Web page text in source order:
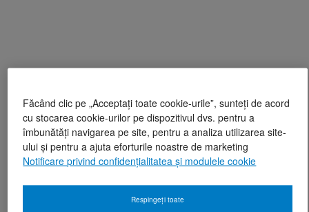
Făcând clic pe „Acceptați toate cookie-urile”, sunteți de acord
cu stocarea cookie-urilor pe dispozitivul dvs. pentru a
îmbunătăți navigarea pe site, pentru a analiza utilizarea site-
ului și pentru a ajuta eforturile noastre de marketing
Notificare privind confidențialitatea și modulele cookie
Respingeți toate